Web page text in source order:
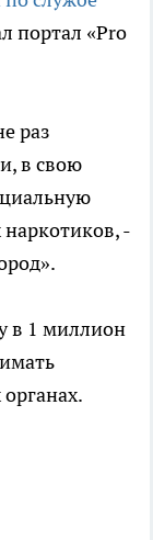
портал «Pro
раз
в свою
наркотиков, -
в 1 миллион